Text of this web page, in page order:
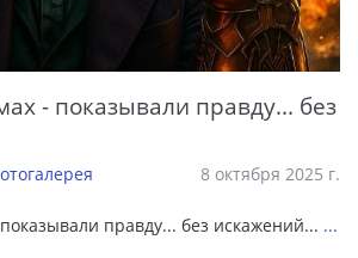
- показывали правду... без
8 октября 2025 г.
правду... без искажений... ...